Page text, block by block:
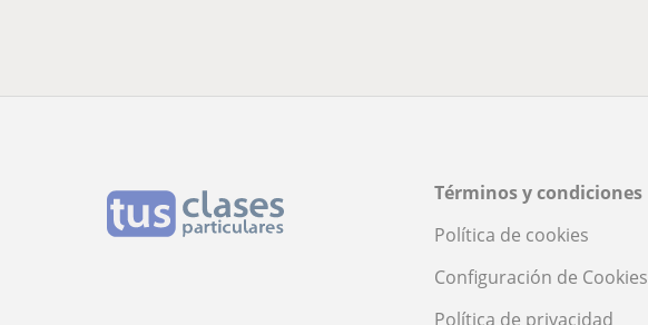
Términos y condiciones
Política de cookies
Configuración de Cookies
Política de privacidad